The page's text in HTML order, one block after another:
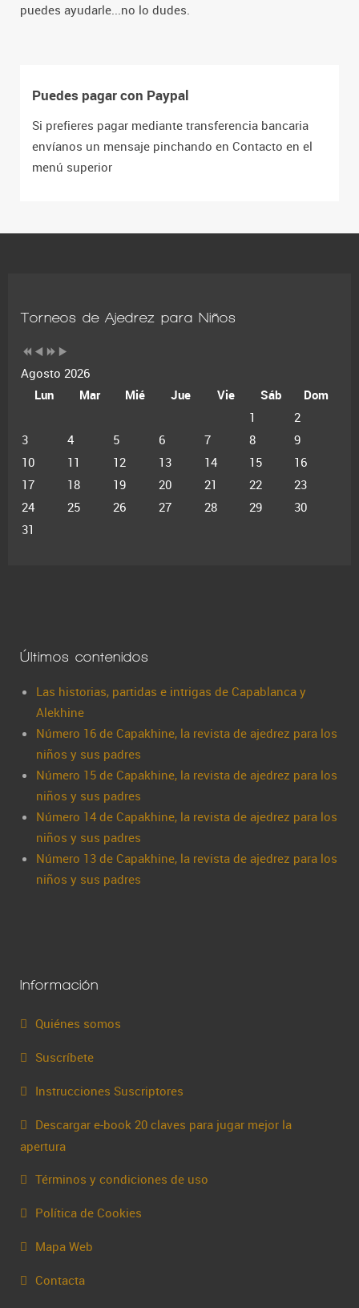
puedes ayudarle...no lo dudes.
Puedes pagar con Paypal
Si prefieres pagar mediante transferencia bancaria
envíanos un mensaje pinchando en Contacto en el
menú superior
Torneos de Ajedrez para Niños
Agosto 2026
Lun
Mar Mié Jue Vie Sáb
Dom
1
2
3
4 5 6 7 8
9
10
11 12 13 14 15
16
17
18 19 20 21 22
23
24
25 26 27 28 29
30
31
Últimos contenidos
Las historias, partidas e intrigas de Capablanca y
Alekhine
Número 16 de Capakhine, la revista de ajedrez para los
niños y sus padres
Número 15 de Capakhine, la revista de ajedrez para los
niños y sus padres
Número 14 de Capakhine, la revista de ajedrez para los
niños y sus padres
Número 13 de Capakhine, la revista de ajedrez para los
niños y sus padres
Información
Quiénes somos
Suscríbete
Instrucciones Suscriptores
Descargar e-book 20 claves para jugar mejor la
apertura
Términos y condiciones de uso
Política de Cookies
Mapa Web
Contacta